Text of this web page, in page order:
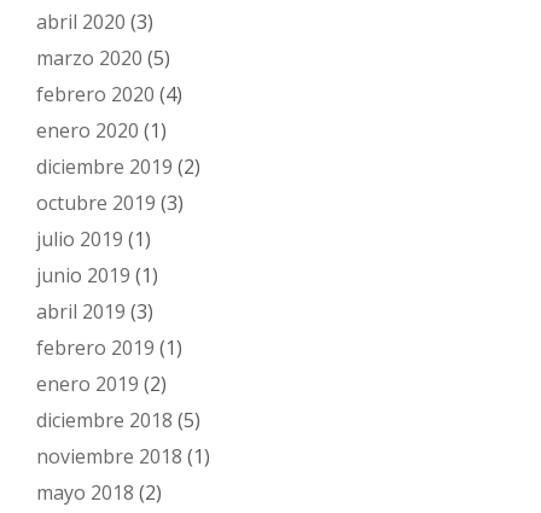
abril 2020 (3)
marzo 2020 (5)
febrero 2020 (4)
enero 2020 (1)
diciembre 2019 (2)
octubre 2019 (3)
julio 2019 (1)
junio 2019 (1)
abril 2019 (3)
febrero 2019 (1)
enero 2019 (2)
diciembre 2018 (5)
noviembre 2018 (1)
mayo 2018 (2)